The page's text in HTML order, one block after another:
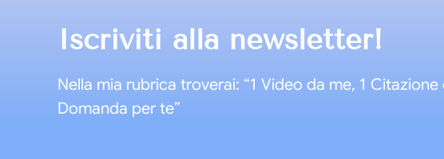
Iscriviti alla newsletter!
Nella mia rubrica troverai: “1 Video da me, 1 Citazione
Domanda per te”